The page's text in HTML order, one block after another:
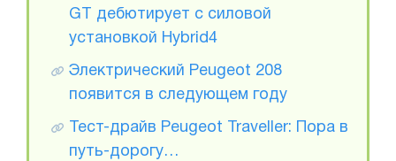
GT дебютирует с силовой
установкой Hybrid4
Электрический Peugeot 208
появится в следующем году
Тест-драйв Peugeot Traveller: Пора в
путь-дорогу…